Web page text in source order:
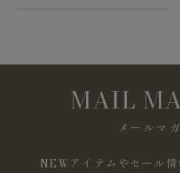
MAIL
メールマ
NEWアイテムやセール